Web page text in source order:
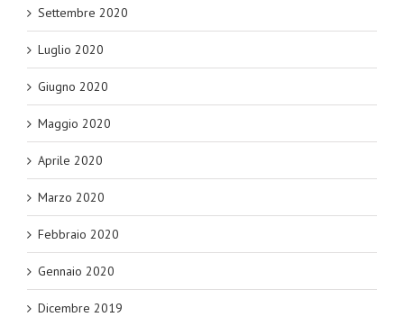
Settembre 2020
Luglio 2020
Giugno 2020
Maggio 2020
Aprile 2020
Marzo 2020
Febbraio 2020
Gennaio 2020
Dicembre 2019